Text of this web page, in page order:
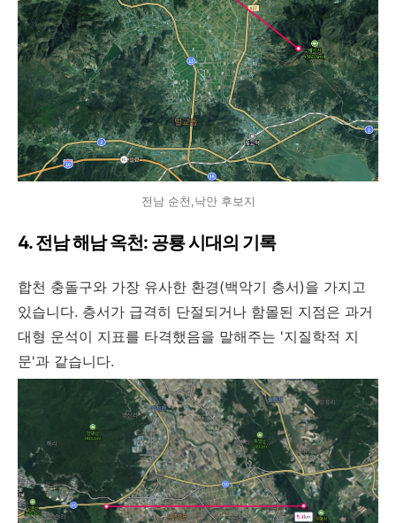
전남 순천,낙안 후보지
4. 전남 해남 옥천: 공룡 시대의 기록
합천 충돌구와 가장 유사한 환경(백악기 층서)을 가지고
있습니다. 층서가 급격히 단절되거나 함몰된 지점은 과거
대형 운석이 지표를 타격했음을 말해주는 '지질학적 지
문'과 같습니다.